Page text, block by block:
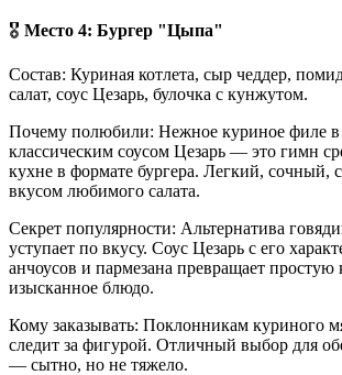
🎖️ Место 4: Бургер "Цыпа"
Состав: Куриная котлета, сыр чеддер,
салат, соус Цезарь, булочка с кунжутом.
Почему полюбили: Нежное куриное филе в
классическим соусом Цезарь — это гимн
кухне в формате бургера. Легкий, сочный,
вкусом любимого салата.
Секрет популярности: Альтернатива
уступает по вкусу. Соус Цезарь с его
анчоусов и пармезана превращает простую
изысканное блюдо.
Кому заказывать: Поклонникам куриного
следит за фигурой. Отличный выбор для
— сытно, но не тяжело.